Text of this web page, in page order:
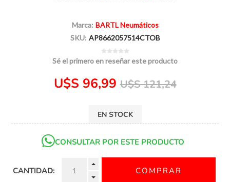
Marca: BARTL Neumáticos
SKU: AP8662057514CTOB
Sé el primero en reseñar este producto
U$S 96,99 U$S 121,24
EN STOCK
CONSULTAR POR ESTE PRODUCTO
CANTIDAD: